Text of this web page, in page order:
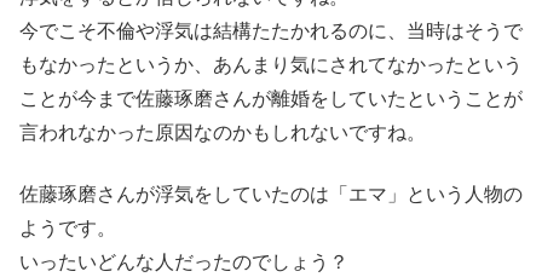
今でこそ不倫や浮気は結構たたかれるのに、当時はそうで
もなかったというか、あんまり気にされてなかったという
ことが今まで佐藤琢磨さんが離婚をしていたということが
言われなかった原因なのかもしれないですね。
佐藤琢磨さんが浮気をしていたのは「エマ」という人物の
ようです。
いったいどんな人だったのでしょう？